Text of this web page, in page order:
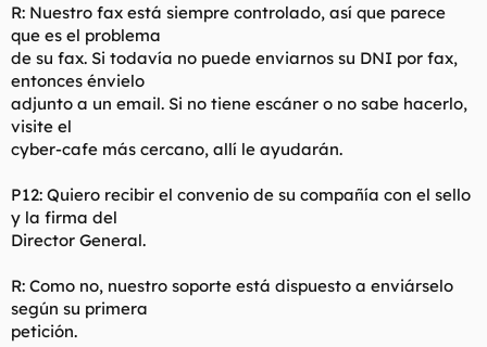
R: Nuestro fax está siempre controlado, así que parece
que es el problema
de su fax. Si todavía no puede enviarnos su DNI por fax,
entonces énvielo
adjunto a un email. Si no tiene escáner o no sabe hacerlo,
visite el
cyber-cafe más cercano, allí le ayudarán.
P12: Quiero recibir el convenio de su compañía con el sello
y la firma del
Director General.
R: Como no, nuestro soporte está dispuesto a enviárselo
según su primera
petición.